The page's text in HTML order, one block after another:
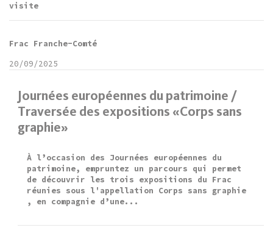
visite
Journées européennes du patrimoine /
Traversée des expositions «Corps sans
graphie»
À l’occasion des Journées européennes du
patrimoine, empruntez un parcours qui permet
de découvrir les trois expositions du Frac
réunies sous l'appellation Corps sans graphie
, en compagnie d’une...
Frac Franche-Comté
20/09/2025